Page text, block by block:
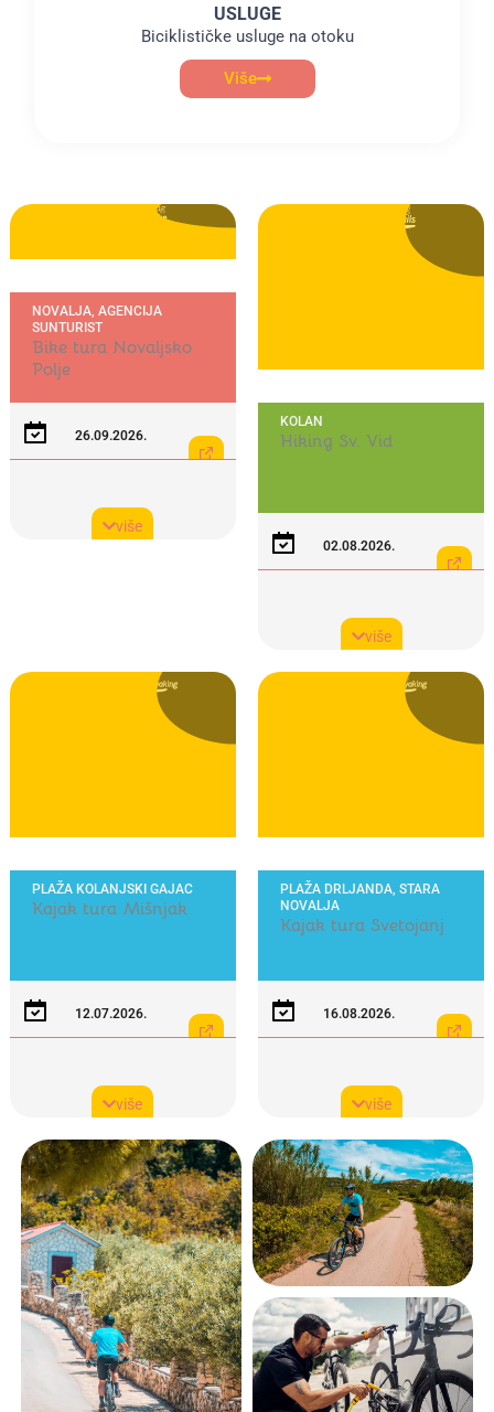
USLUGE
Biciklističke usluge na otoku
Više
NOVALJA, AGENCIJA
SUNTURIST
Bike tura Novaljsko
Polje
26.09.2026.
Kotizacija: 15,00 €
Obavezne prijave:više
KOLAN
Hiking Sv. Vid
02.08.2026.
Kotizacija: 7,00 €
Obavezne prijave:
WhatsApp: +385 99 245 8492
više
PLAŽA KOLANJSKI GAJAC
Kajak tura Mišnjak
12.07.2026.
Kotizacija: 15,00 €
Obavezne prijave:
WhatsApp: +385 99 245 8492
više
PLAŽA DRLJANDA, STARA
NOVALJA
Kajak tura Svetojanj
16.08.2026.
Kotizacija: 15,00 €
Obavezne prijave:
WhatsApp: +385 99 245 8492
više